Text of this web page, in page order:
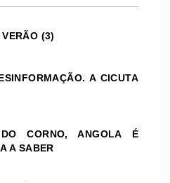
(3)
A CICUTA
CORNO, ANGOLA É
A SABER